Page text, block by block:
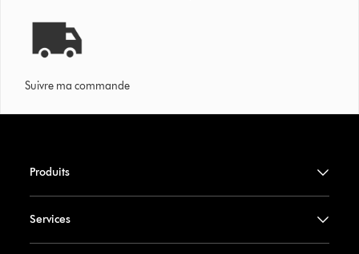
Suivre ma commande
Produits
Services